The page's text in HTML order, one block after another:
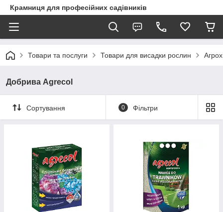
Крамниця для професійних садівників
Товари та послуги Товари для висадки рослин
Добрива Agrecol
Сортування 0 Фільтри